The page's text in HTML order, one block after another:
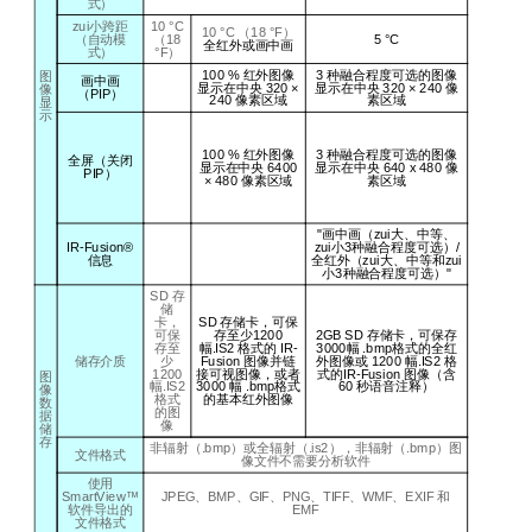
图
像
显
示
式）
zui小跨距
（自动模
式）
10 °C
（18
°F）
10 °C （18 °F）
全红外或画中画 5 °C
画中画
（ PIP）
100 %红外图像
显示在中央 320 ×
240像素区域
3种融合程度可选的图像
显示在中央320 × 240像
素区域
全屏（关闭
PIP）
100 %红外图像
显示在中央 6400
× 480像素区域
3种融合程度可选的图像
显示在中央 640 x 480像
素区域
IR-Fusion®
信息
"画中画（zui大、中等、
zui小3种融合程度可选）/
全红外（zui大、中等和zui
小3种融合程度可选）"
图
像
数
据
储
存
储存介质
SD存
储
卡，
可保
存至
少
1200
幅.IS2
格式
的图
像
SD存储卡，可保
存至少1200
幅.IS2格式的 IR-
Fusion 图像并链
接可视图像，或者
3000幅 .bmp格式
的基本红外图像
2GB SD存储卡，可保存
3000幅 .bmp格式的全红
外图像或 1200幅 .IS2格
式的IR-Fusion 图像（含
60秒语音注释）
文件格式 非辐射 （.bmp）或全辐射 （.is2） ，非辐射 （.bmp）
图
像文件不需要分析软件
使用
SmartView™
软件导出的
文件格式
JPEG、 BMP、GIF、 PNG、TIFF、WMF、 EXIF和
EMF